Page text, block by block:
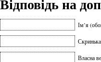
Відповідь на
Ім’я
Власна